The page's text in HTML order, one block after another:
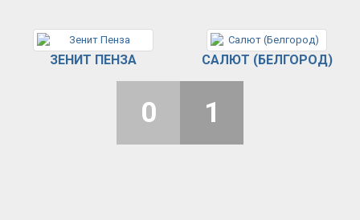
ЗЕНИТ ПЕНЗА САЛЮТ (БЕЛГОРОД)
0 1